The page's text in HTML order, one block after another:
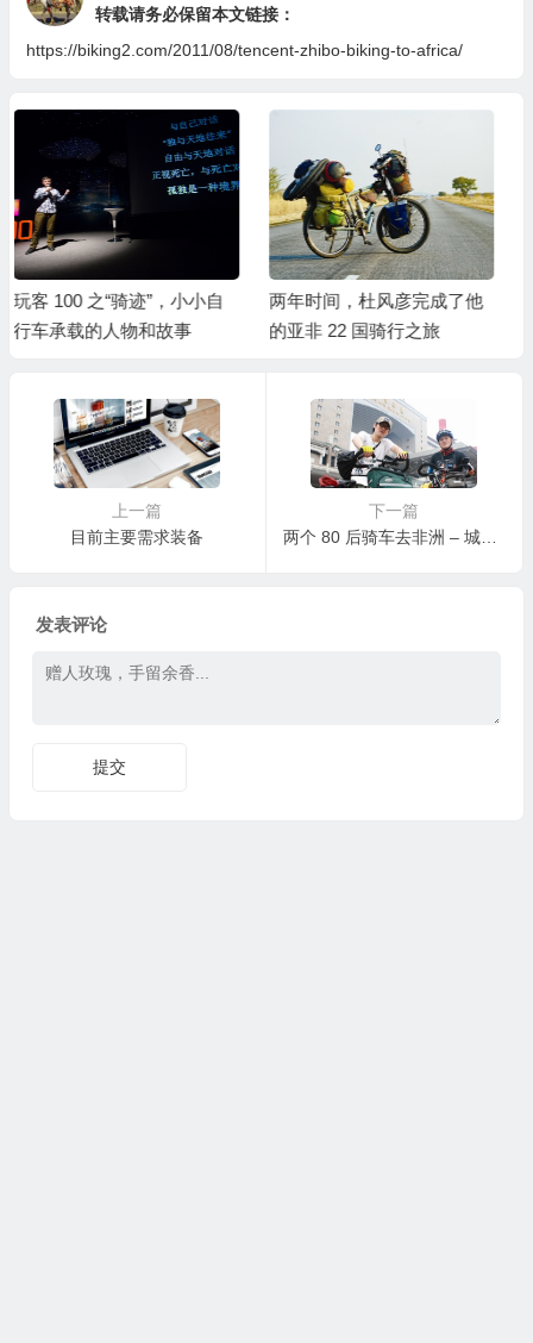
转载请务必保留本文链接：
https://biking2.com/2011/08/tencent-zhibo-biking-to-africa/
两年时间，杜风彦完成了他
的亚非 22 国骑行之旅
非洲大陆的中国骑行旅者杜
风彦
上一篇
目前主要需求装备
下一篇
两个 80 后骑车去非洲 – 城市周刊
发表评论